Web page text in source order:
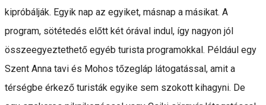
kipróbálják. Egyik nap az egyiket, másnap a másikat. A
program, sötétedés előtt két órával indul, így nagyon jól
összeegyeztethető egyéb turista programokkal. Például egy
Szent Anna tavi és Mohos tőzegláp látogatással, amit a
térségbe érkező turisták egyike sem szokott kihagyni. De